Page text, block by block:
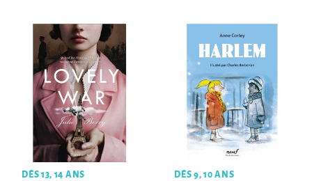
DÈS 13, 14 ANS DÈS 9, 10 ANS